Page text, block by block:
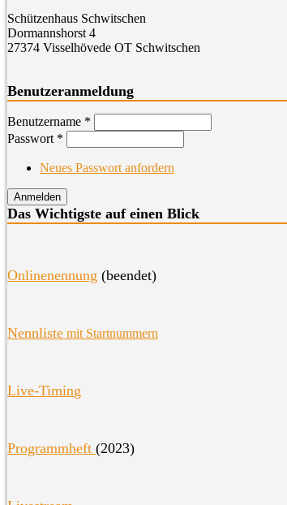
Schützenhaus Schwitschen
Dormannshorst 4
27374 Visselhövede OT Schwitschen
Benutzeranmeldung
Benutzername *
Passwort *
Neues Passwort anfordern
Das Wichtigste auf einen Blick
Onlinenennung (beendet)
Nennliste mit Startnummern
Live-Timing
Programmheft (2023)